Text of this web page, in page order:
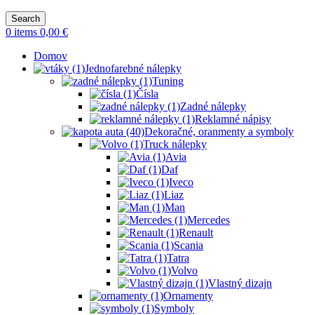
Search
0 items 0,00 €
Domov
Jednofarebné nálepky
Tuning
Čísla
Zadné nálepky
Reklamné nápisy
Dekoračné, oranmenty a symboly
Truck nálepky
Avia
Daf
Iveco
Liaz
Man
Mercedes
Renault
Scania
Tatra
Volvo
Vlastný dizajn
Ornamenty
Symboly